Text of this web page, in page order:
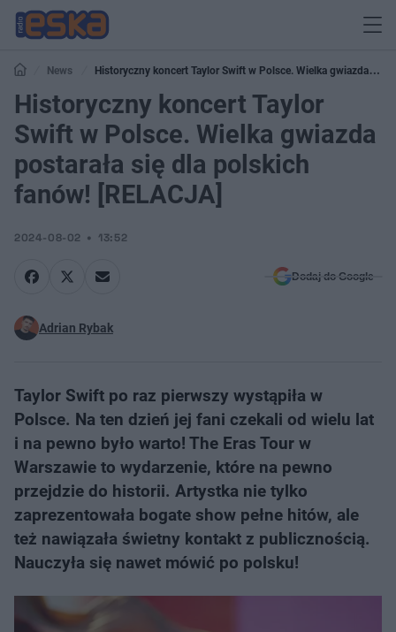
News
Historyczny koncert Taylor Swift w Polsce. Wielka gwiazda
postarała się dla polskich fanów! [RELACJA]
Historyczny koncert Taylor
Swift w Polsce. Wielka gwiazda
postarała się dla polskich
fanów! [RELACJA]
2024-08-02 13:52
Dodaj do Google
Adrian Rybak
Taylor Swift po raz pierwszy wystąpiła w
Polsce. Na ten dzień jej fani czekali od wielu lat
i na pewno było warto! The Eras Tour w
Warszawie to wydarzenie, które na pewno
przejdzie do historii. Artystka nie tylko
zaprezentowała bogate show pełne hitów, ale
też nawiązała świetny kontakt z publicznością.
Nauczyła się nawet mówić po polsku!